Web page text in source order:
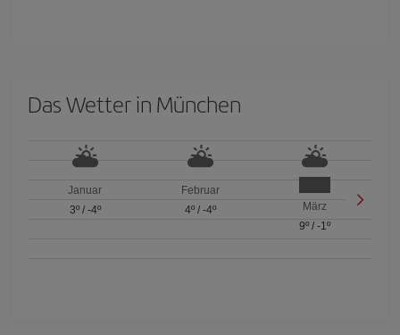
Das Wetter in München
Januar
3º/ -4º
Februar
4º/ -4º
März
9º /-1º